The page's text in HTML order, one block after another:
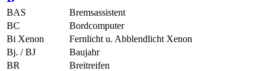
BAS
Bremsassistent
BC
Bordcomputer
Bi Xenon
Fernlicht u. Abblendlicht Xenon
Bj. / BJ
Baujahr
BR
Breitreifen